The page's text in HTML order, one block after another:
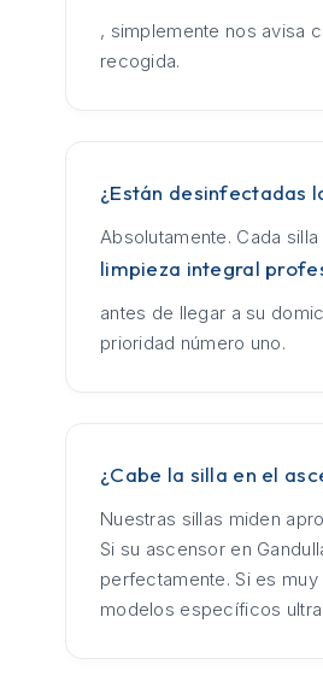
, simplemente nos avisa
recogida.
¿Están desinfectadas
Absolutamente. Cada
limpieza integral
antes de llegar a su
prioridad número uno.
¿Cabe la silla en el
Nuestras sillas miden
Si su ascensor en
perfectamente. Si es
modelos específicos